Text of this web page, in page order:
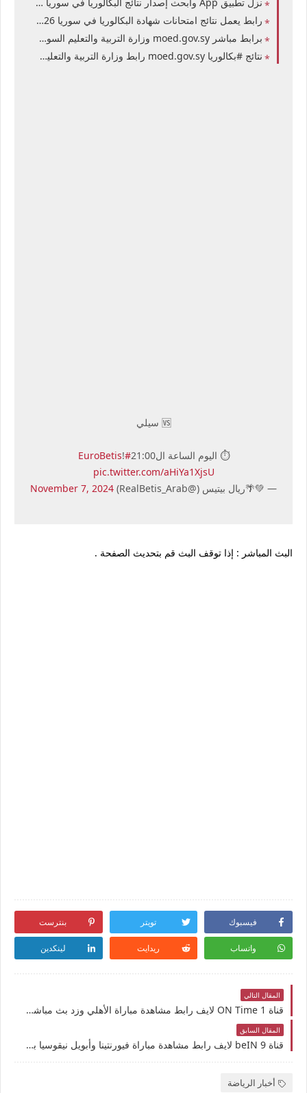
رابط يعمل نتائج امتحانات شهادة البكالوريا في سوريا 2026 التربية السورية تعلن نتائج الثانوية العامة والمهنية لـ250 الف طالب الصناعية والتجارية والنسوية حسب الاسم ورقم الاكتتاب وإسم المدرسة
برابط مباشر moed.gov.sy وزارة التربية والتعليم السورية نتائج البكالوريا في سوريا دورة 2026 حسب الاسم ورقم الاكتتاب المدرسة الشهادة الثانوية العامة والمهنية علمي وادبي صناعي تجاري نسوي
نتائج #بكالوريا moed.gov.sy رابط وزارة التربية والتعليم السورية نتائج الدورة الثانية البكالوريا في سوريا دورة 2026 حسب الاسم ورقم الاكتتاب المدرسة الثانوية العامة والمهنية علمي وادبي صناعي تجاري نسوي
🆚 سيلي
⏱️ اليوم الساعة ال21:00 #EuroBetis
!
pic.twitter.com/aHiYa1XjsU
— 💚🌴ريال بيتيس (@RealBetis_Arab)
November 7, 2024
البث المباشر : إذا توقف البث قم بتحديث الصفحة .
فيسبوك تويتر بنترست
واتساب ريدايت لينكدين
المقال التالي
قناة ON Time 1 لايف رابط مشاهدة مباراة الأهلي وزد بث مباشر بتاريخ 7-11-2024 الدوري المصري الممتاز يوتيوب بدون تقطيع
المقال السابق
قناة beIN 9 لايف رابط مشاهدة مباراة فيورنتينا وأبويل نيقوسيا بث مباشر بتاريخ 7-11-2024 دوري المؤتمر الأوروبي يوتيوب بدون تقطيع
أخبار الرياضة